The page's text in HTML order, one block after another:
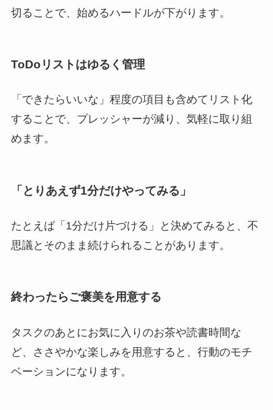
切ることで、始めるハードルが下がります。
ToDoリストはゆるく管理
「できたらいいな」程度の項目も含めてリスト化
することで、プレッシャーが減り、気軽に取り組
めます。
「とりあえず1分だけやってみる」
たとえば「1分だけ片づける」と決めてみると、不
思議とそのまま続けられることがあります。
終わったらご褒美を用意する
タスクのあとにお気に入りのお茶や読書時間な
ど、ささやかな楽しみを用意すると、行動のモチ
ベーションになります。